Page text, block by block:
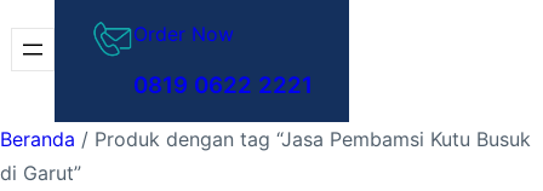
Order Now
0819 0622 2221
Beranda / Produk dengan tag “Jasa Pembamsi Kutu Busuk
di Garut”